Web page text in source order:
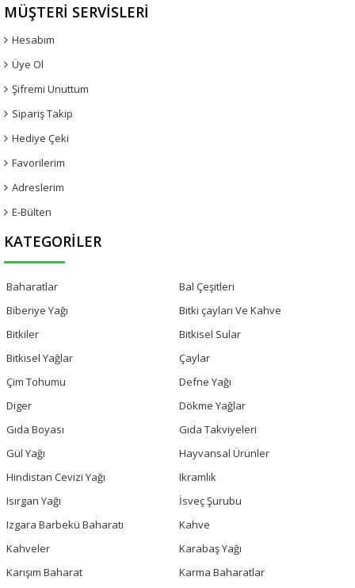
MÜŞTERI SERVISLERI
Hesabım
Üye Ol
Şifremi Unuttum
Sipariş Takip
Hediye Çeki
Favorilerim
Adreslerim
E-Bülten
KATEGORILER
Baharatlar
Bal Çeşitleri
Biberiye Yağı
Bitki çayları Ve Kahve
Bitkiler
Bitkisel Sular
Bitkisel Yağlar
Çaylar
Çim Tohumu
Defne Yağı
Diger
Dökme Yağlar
Gıda Boyası
Gıda Takviyeleri
Gül Yağı
Hayvansal Ürünler
Hindistan Cevizi Yağı
Ikramlık
Isırgan Yağı
İsveç Şurubu
Izgara Barbekü Baharatı
Kahve
Kahveler
Karabaş Yağı
Karışım Baharat
Karma Baharatlar